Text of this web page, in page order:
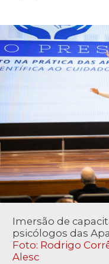
Imersão de
psicólogos das
Foto: Rodrigo
Alesc